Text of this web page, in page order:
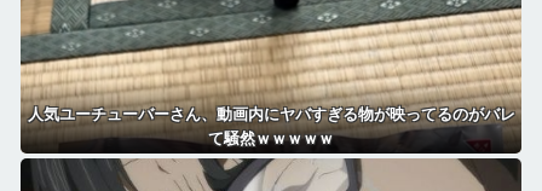
人気ユーチューバーさん、動画内にヤバすぎる物が映ってるのがバレ
て騒然ｗｗｗｗｗ